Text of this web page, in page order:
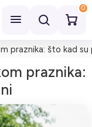
0
praznika: što kad
praznika: